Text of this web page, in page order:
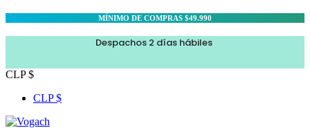
MÍNIMO DE COMPRAS $49.990
Despachos 2 días hábiles
CLP $
CLP $